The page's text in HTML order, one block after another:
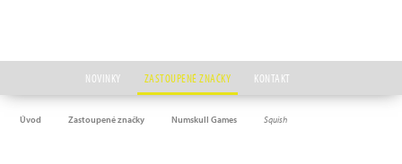
NOVINKY ZASTOUPENÉ ZNAČKY KONTAKT
Úvod Zastoupené značky Numskull Games Squish